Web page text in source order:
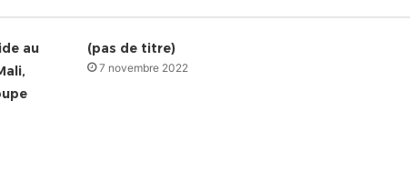
au
(pas de titre)
7 novembre 2022